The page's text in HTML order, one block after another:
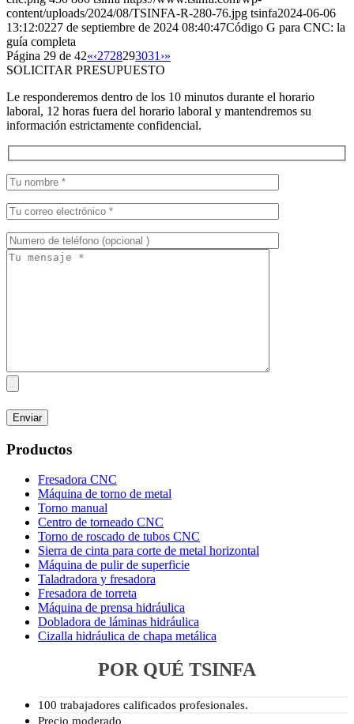
content/uploads/2024/08/TSINFA-R-280-76.jpg tsinfa2024-06-06
13:12:0227 de septiembre de 2024 08:40:47Código G para CNC: la
guía completa
Página 29 de 42«‹2728293031 ›»
SOLICITAR PRESUPUESTO
Le responderemos dentro de los 10 minutos durante el horario
laboral, 12 horas fuera del horario laboral y mantendremos su
información estrictamente confidencial.
Productos
Fresadora CNC
Máquina de torno de metal
Torno manual
Centro de torneado CNC
Torno de roscado de tubos CNC
Sierra de cinta para corte de metal horizontal
Máquina de pulir de superficie
Taladradora y fresadora
Fresadora de torreta
Máquina de prensa hidráulica
Dobladora de láminas hidráulica
Cizalla hidráulica de chapa metálica
POR QUÉ TSINFA
100 trabajadores calificados profesionales.
Precio moderado